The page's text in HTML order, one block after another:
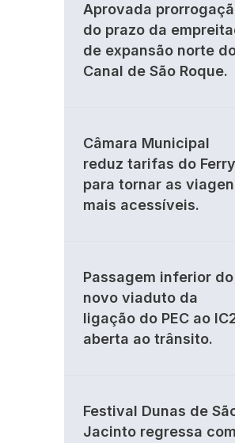
Aprovada
do prazo da
de expansão norte
Canal de São Roque.
Câmara Municipal
reduz tarifas do Ferry
para tornar as
mais acessíveis.
Passagem inferior do
novo viaduto da
ligação do PEC ao
aberta ao trânsito.
Festival Dunas de
Jacinto regressa com